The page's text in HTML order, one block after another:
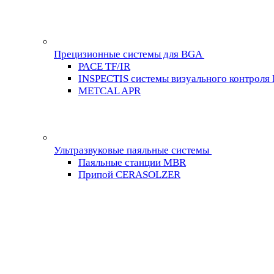
Прецизионные системы для BGA
PACE TF/IR
INSPECTIS системы визуального контроля
METCAL APR
Ультразвуковые паяльные системы
Паяльные станции MBR
Припой CERASOLZER